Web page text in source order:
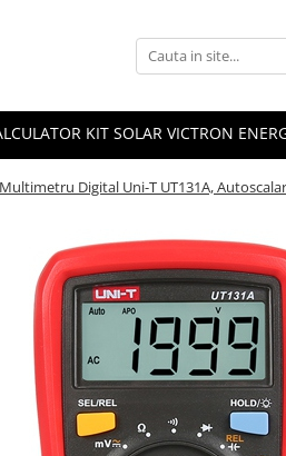
KIT SOLAR VICTRON
Multimetru Digital Uni-T UT131A,